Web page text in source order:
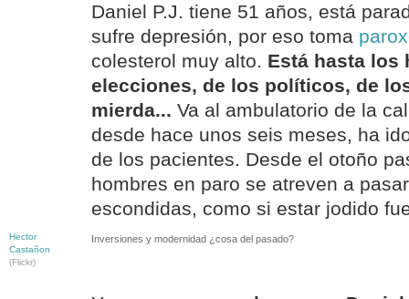
Daniel P.J. tiene 51 años, está
sufre depresión, por eso toma
colesterol muy alto. Está hasta los
elecciones, de los políticos, de
mierda... Va al ambulatorio de la
desde hace unos seis meses, ha
de los pacientes. Desde el otoño
hombres en paro se atreven a
escondidas, como si estar jodido
Hector
Castañon
(Flickr)
Inversiones y modernidad ¿cosa del pasado?